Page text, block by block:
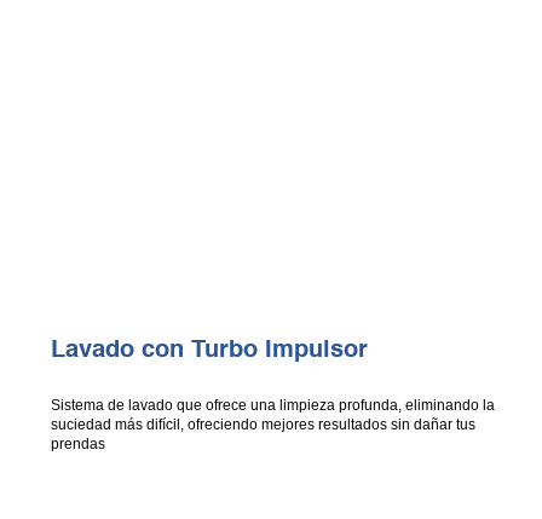
Lavado con Turbo Impulsor
Sistema de lavado que ofrece una limpieza profunda, eliminando la
suciedad más difícil, ofreciendo mejores resultados sin dañar tus
prendas